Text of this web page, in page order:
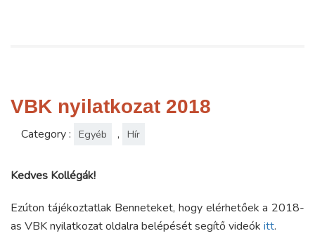
VBK nyilatkozat 2018
Category : Egyéb , Hír
Kedves Kollégák!
Ezúton tájékoztatlak Benneteket, hogy elérhetőek a 2018-
as VBK nyilatkozat oldalra belépését segítő videók itt.